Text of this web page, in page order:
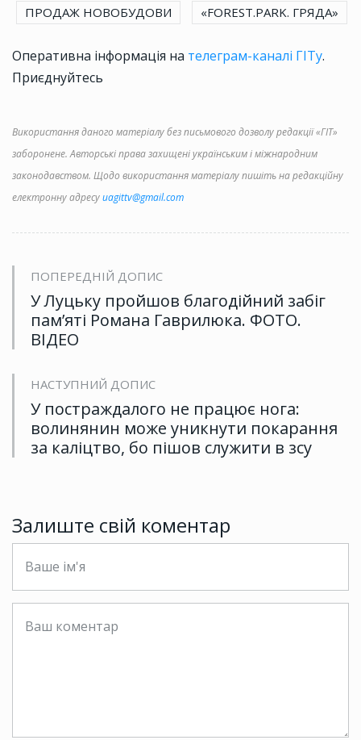
ПРОДАЖ НОВОБУДОВИ «FOREST.PARK. ГРЯДА»
Оперативна інформація на телеграм-каналі ГІТу.
Приєднуйтесь
Використання даного матеріалу без письмового дозволу редакції «ГІТ»
заборонене. Авторські права захищені українським і міжнародним
законодавством. Щодо використання матеріалу пишіть на редакційну
електронну адресуuagittv@gmail.com
ПОПЕРЕДНІЙ ДОПИС
У Луцьку пройшов благодійний забіг
пам’яті Романа Гаврилюка. ФОТО.
ВІДЕО
НАСТУПНИЙ ДОПИС
У постраждалого не працює нога:
волинянин може уникнути покарання
за каліцтво, бо пішов служити в зсу
Залиште свій коментар